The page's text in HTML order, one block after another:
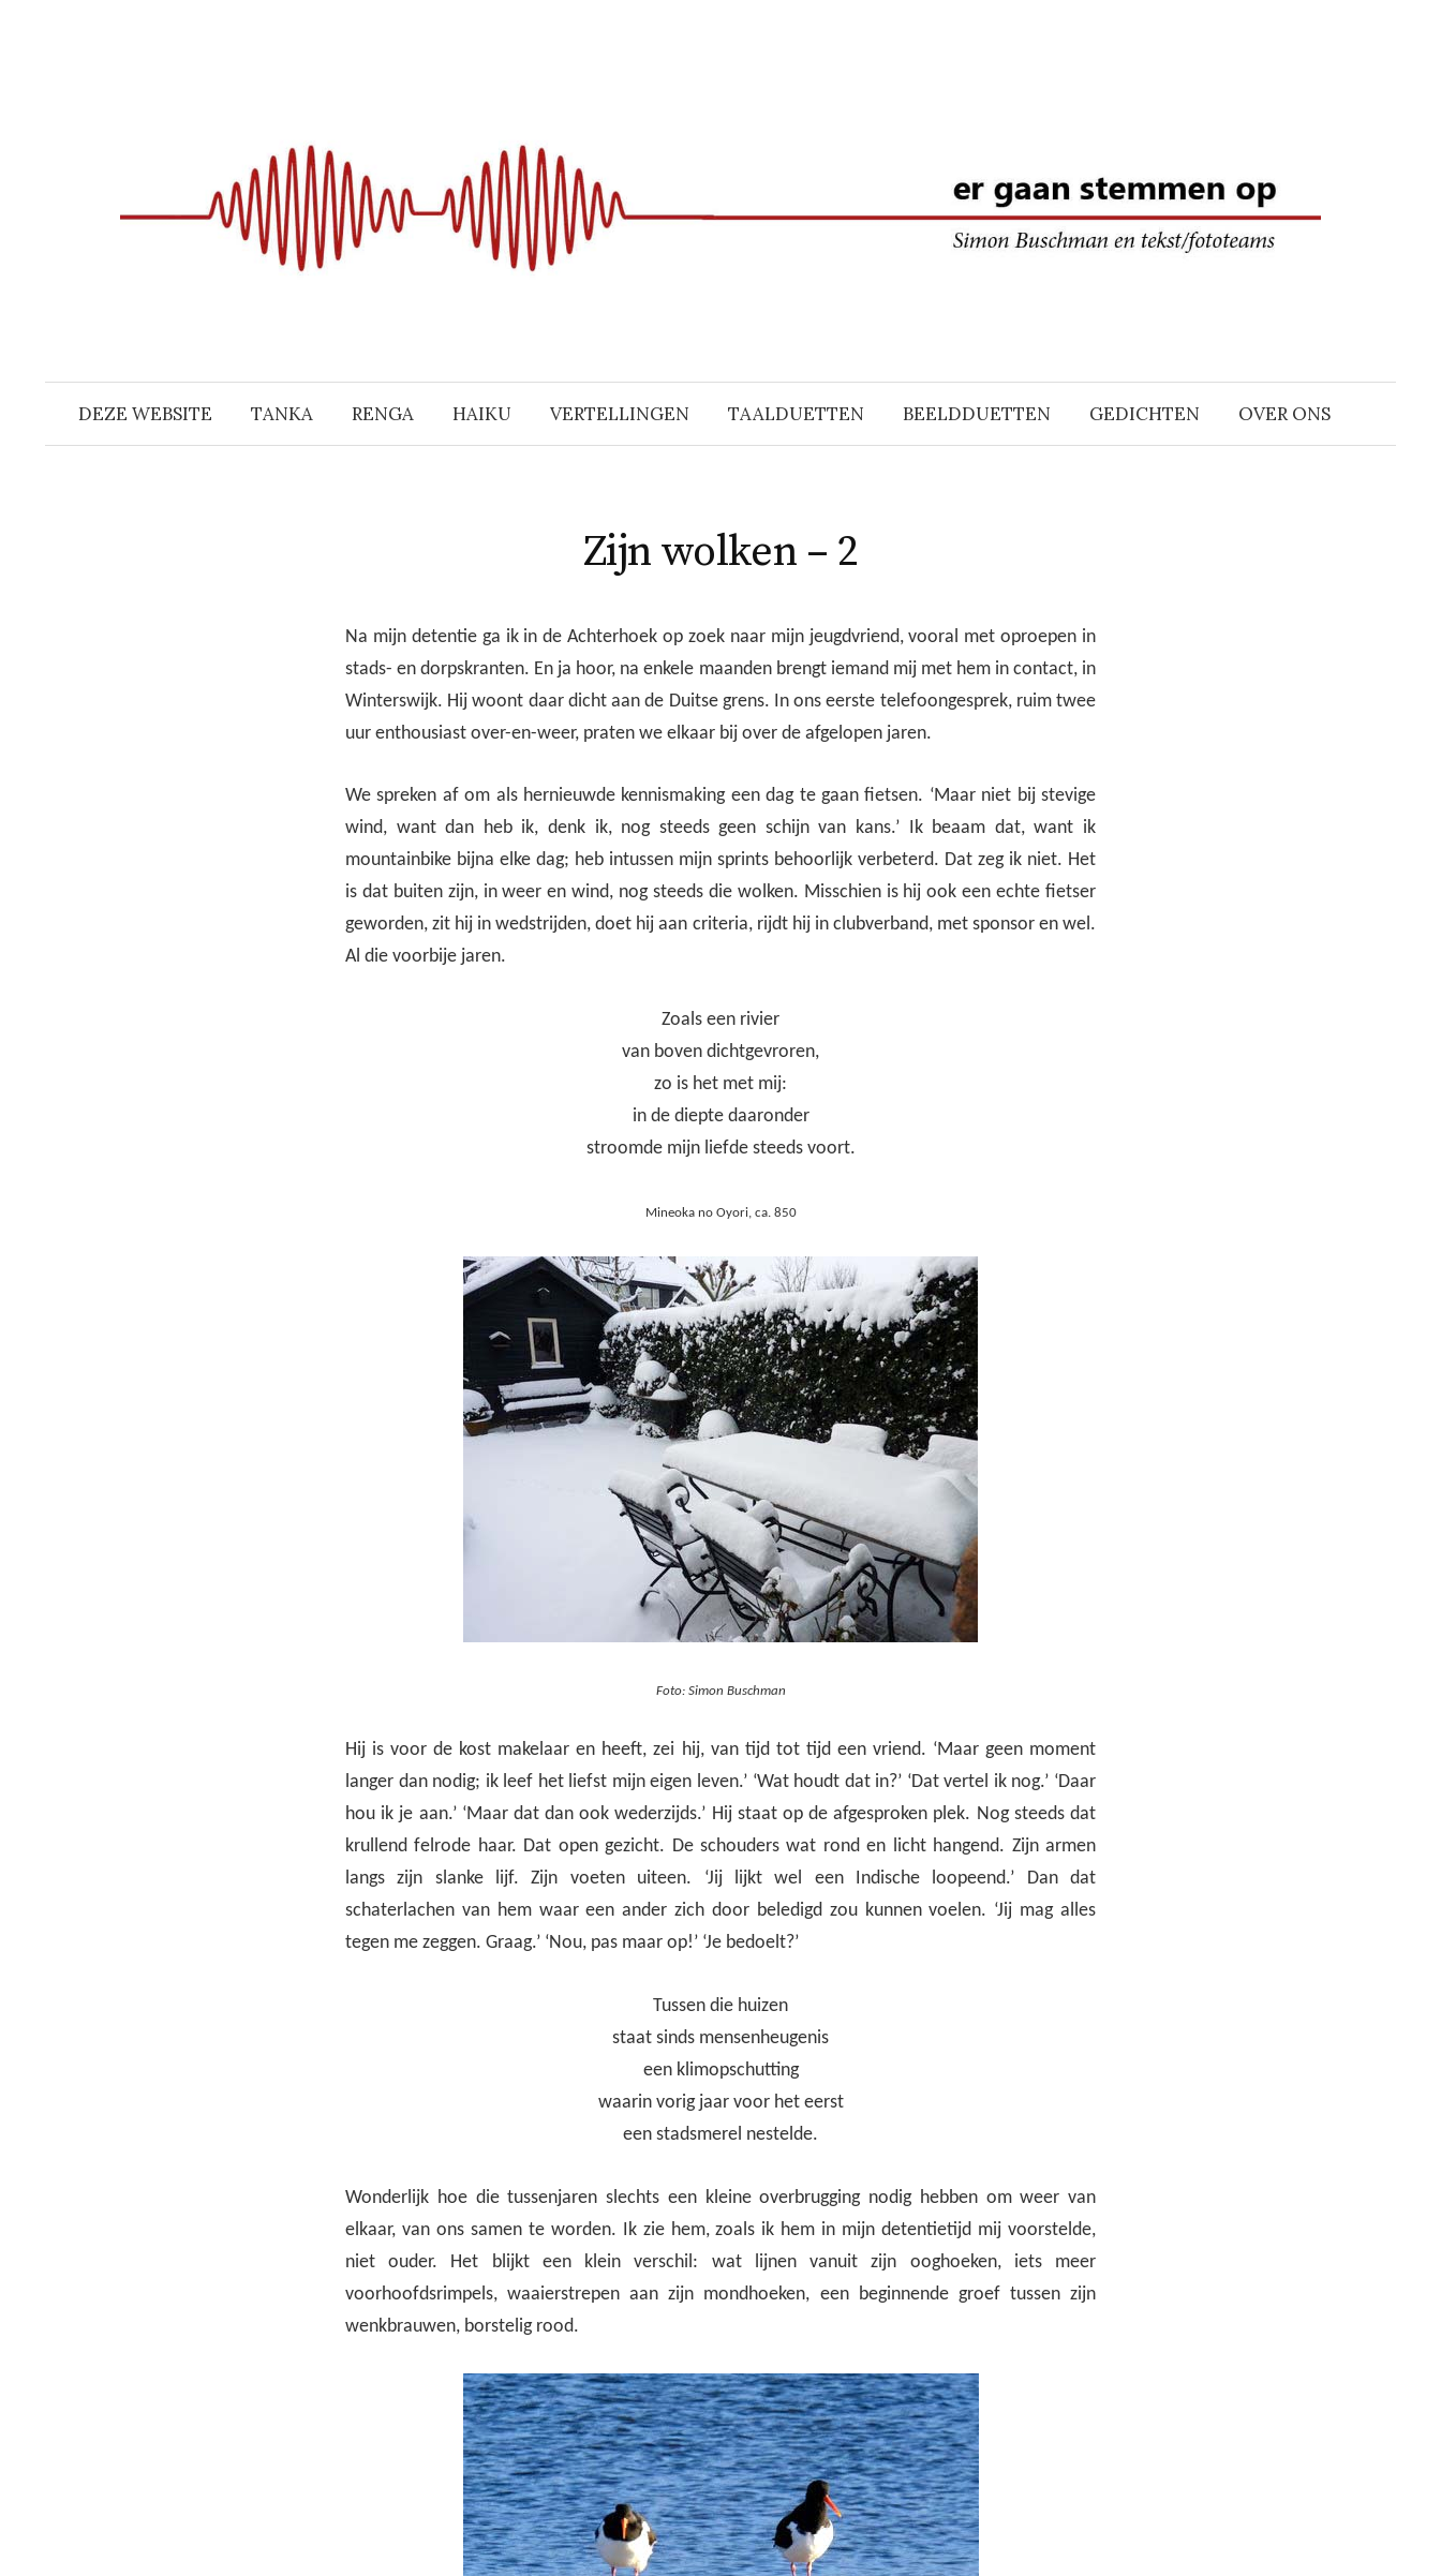
DEZE WEBSITE TANKA RENGA HAIKU VERTELLINGEN TAALDUETTEN BEELDDUETTEN GEDICHTEN OVER ONS
Zijn wolken – 2
Na mijn detentie ga ik in de Achterhoek op zoek naar mijn jeugdvriend, vooral met oproepen in
stads- en dorpskranten. En ja hoor, na enkele maanden brengt iemand mij met hem in contact, in
Winterswijk. Hij woont daar dicht aan de Duitse grens. In ons eerste telefoongesprek, ruim twee
uur enthousiast over-en-weer, praten we elkaar bij over de afgelopen jaren.
We spreken af om als hernieuwde kennismaking een dag te gaan fietsen. ‘Maar niet bij stevige
wind, want dan heb ik, denk ik, nog steeds geen schijn van kans.’ Ik beaam dat, want ik
mountainbike bijna elke dag; heb intussen mijn sprints behoorlijk verbeterd. Dat zeg ik niet. Het
is dat buiten zijn, in weer en wind, nog steeds die wolken. Misschien is hij ook een echte fietser
geworden, zit hij in wedstrijden, doet hij aan criteria, rijdt hij in clubverband, met sponsor en wel.
Al die voorbije jaren.
Zoals een rivier
van boven dichtgevroren,
zo is het met mij:
in de diepte daaronder
stroomde mijn liefde steeds voort.
Mineoka no Oyori, ca. 850
Foto: Simon Buschman
Hij is voor de kost makelaar en heeft, zei hij, van tijd tot tijd een vriend. ‘Maar geen moment
langer dan nodig; ik leef het liefst mijn eigen leven.’ ‘Wat houdt dat in?’ ‘Dat vertel ik nog.’ ‘Daar
hou ik je aan.’ ‘Maar dat dan ook wederzijds.’ Hij staat op de afgesproken plek. Nog steeds dat
krullend felrode haar. Dat open gezicht. De schouders wat rond en licht hangend. Zijn armen
langs zijn slanke lijf. Zijn voeten uiteen. ‘Jij lijkt wel een Indische loopeend.’ Dan dat
schaterlachen van hem waar een ander zich door beledigd zou kunnen voelen. ‘Jij mag alles
tegen me zeggen. Graag.’ ‘Nou, pas maar op!’ ‘Je bedoelt?’
Tussen die huizen
staat sinds mensenheugenis
een klimopschutting
waarin vorig jaar voor het eerst
een stadsmerel nestelde.
Wonderlijk hoe die tussenjaren slechts een kleine overbrugging nodig hebben om weer van
elkaar, van ons samen te worden. Ik zie hem, zoals ik hem in mijn detentietijd mij voorstelde,
niet ouder. Het blijkt een klein verschil: wat lijnen vanuit zijn ooghoeken, iets meer
voorhoofdsrimpels, waaierstrepen aan zijn mondhoeken, een beginnende groef tussen zijn
wenkbrauwen, borstelig rood.